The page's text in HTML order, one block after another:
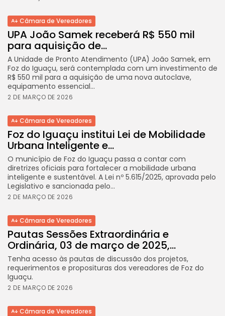
Câmara de Vereadores
UPA João Samek receberá R$ 550 mil
para aquisição de...
A Unidade de Pronto Atendimento (UPA) João Samek, em
Foz do Iguaçu, será contemplada com um investimento de
R$ 550 mil para a aquisição de uma nova autoclave,
equipamento essencial...
2 DE MARÇO DE 2026
Câmara de Vereadores
Foz do Iguaçu institui Lei de Mobilidade
Urbana Inteligente e...
O município de Foz do Iguaçu passa a contar com
diretrizes oficiais para fortalecer a mobilidade urbana
inteligente e sustentável. A Lei nº 5.615/2025, aprovada pelo
Legislativo e sancionada pelo...
2 DE MARÇO DE 2026
Câmara de Vereadores
Pautas Sessões Extraordinária e
Ordinária, 03 de março de 2025,...
Tenha acesso às pautas de discussão dos projetos,
requerimentos e proposituras dos vereadores de Foz do
Iguaçu.
2 DE MARÇO DE 2026
Câmara de Vereadores